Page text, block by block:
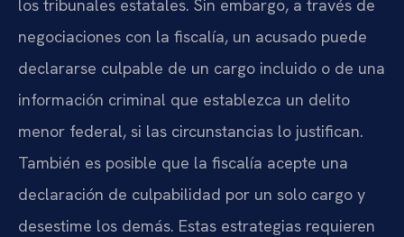
los tribunales estatales. Sin embargo, a través de
negociaciones con la fiscalía, un acusado puede
declararse culpable de un cargo incluido o de una
información criminal que establezca un delito
menor federal, si las circunstancias lo justifican.
También es posible que la fiscalía acepte una
declaración de culpabilidad por un solo cargo y
desestime los demás. Estas estrategias requieren